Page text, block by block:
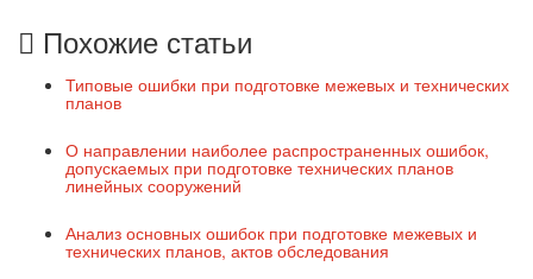
Похожие статьи
Типовые ошибки при подготовке межевых и технических
планов
О направлении наиболее распространенных ошибок,
допускаемых при подготовке технических планов
линейных сооружений
Анализ основных ошибок при подготовке межевых и
технических планов, актов обследования